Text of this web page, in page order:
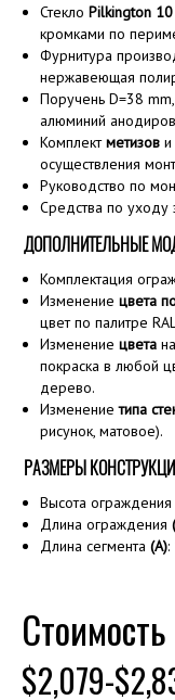
Стекло Pilkington
кромками по
Фурнитура
нержавеющая
Поручень D=38
алюминий
Комплектметизов
осуществления
Руководство по
Средства по уходу
ДОПОЛНИТЕЛЬНЫЕ
Комплектация
Изменение цвета
цвет по палитре
Изменение цвета
покраска в любой
дерево.
Изменениетипа
рисунок, матовое).
РАЗМЕРЫ
Высота ограждения
Длина ограждения
Длина сегмента (A):
$2,079-